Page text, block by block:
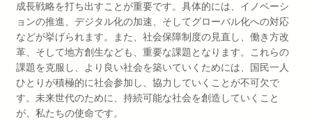
成長戦略を打ち出すことが重要です。具体的には、イノベーシ
ョンの推進、デジタル化の加速、そしてグローバル化への対応
などが挙げられます。また、社会保障制度の見直し、働き方改
革、そして地方創生なども、重要な課題となります。これらの
課題を克服し、より良い社会を築いていくためには、国民一人
ひとりが積極的に社会参加し、協力していくことが不可欠で
す。未来世代のために、持続可能な社会を創造していくこと
が、私たちの使命です。